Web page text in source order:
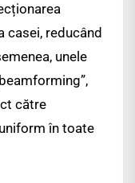
casei, reducând
unele
către
în toate